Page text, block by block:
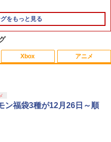
PUBG Fortnite Call of Duty
トローラー 親指用ステック P
テ5 パープル 紫
PS5ゲームソフト Flintloc
をもっと見る
イマックス MovieNEX[純正
＋純正ケース]
ーン レイダース|オンライン
5 デジタル・エディション
Console Language: Japan
2200B01)
Xbox
Xbox ワイヤレス コントロー
C® ケーブル
アニメ
滅の刃」無限城編 第一章 猗
常版 [Blu-ray]
ン福袋3種が12月26日～順